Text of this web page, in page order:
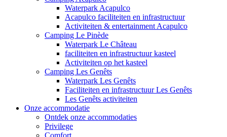
Waterpark Acapulco
Acapulco faciliteiten en infrastructuur
Activiteiten & entertainment Acapulco
Camping Le Pinède
Waterpark Le Château
faciliteiten en infrastructuur kasteel
Activiteiten op het kasteel
Camping Les Genêts
Waterpark Les Genêts
Faciliteiten en infrastructuur Les Genêts
Les Genêts activiteiten
Onze accommodatie
Ontdek onze accommodaties
Privilege
Comfort